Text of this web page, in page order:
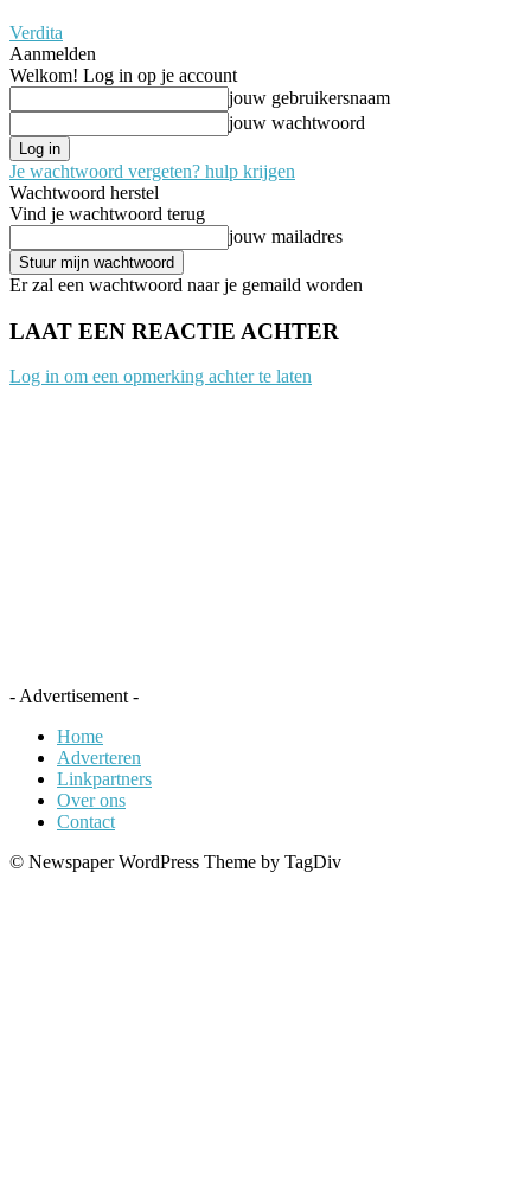
Verdita
Aanmelden
Welkom! Log in op je account
jouw gebruikersnaam
jouw wachtwoord
Je wachtwoord vergeten? hulp krijgen
Wachtwoord herstel
Vind je wachtwoord terug
jouw mailadres
Er zal een wachtwoord naar je gemaild worden
LAAT EEN REACTIE ACHTER
Log in om een opmerking achter te laten
- Advertisement -
Home
Adverteren
Linkpartners
Over ons
Contact
© Newspaper WordPress Theme by TagDiv